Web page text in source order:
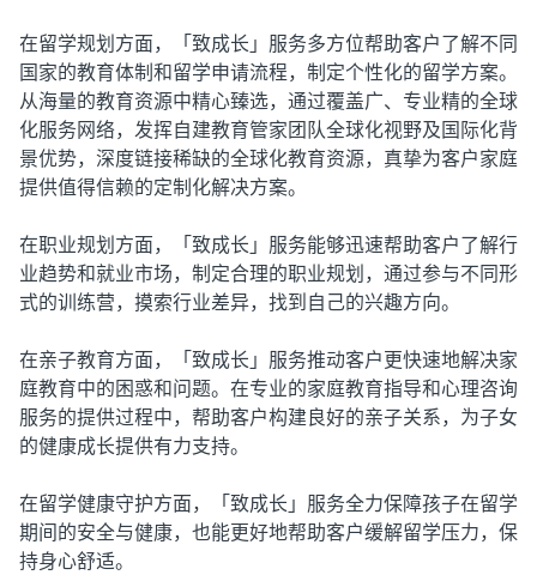
在留学规划方面，「致成长」服务多方位帮助客户了解不同
国家的教育体制和留学申请流程，制定个性化的留学方案。
从海量的教育资源中精心臻选，通过覆盖广、专业精的全球
化服务网络，发挥自建教育管家团队全球化视野及国际化背
景优势，深度链接稀缺的全球化教育资源，真挚为客户家庭
提供值得信赖的定制化解决方案。
在职业规划方面，「致成长」服务能够迅速帮助客户了解行
业趋势和就业市场，制定合理的职业规划，通过参与不同形
式的训练营，摸索行业差异，找到自己的兴趣方向。
在亲子教育方面，「致成长」服务推动客户更快速地解决家
庭教育中的困惑和问题。在专业的家庭教育指导和心理咨询
服务的提供过程中，帮助客户构建良好的亲子关系，为子女
的健康成长提供有力支持。
在留学健康守护方面，「致成长」服务全力保障孩子在留学
期间的安全与健康，也能更好地帮助客户缓解留学压力，保
持身心舒适。